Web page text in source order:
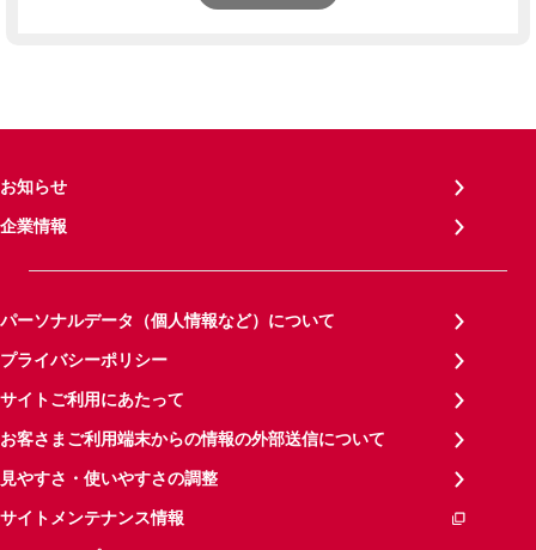
お知らせ
企業情報
パーソナルデータ（個人情報など）について
プライバシーポリシー
サイトご利用にあたって
お客さまご利用端末からの情報の外部送信について
見やすさ・使いやすさの調整
サイトメンテナンス情報